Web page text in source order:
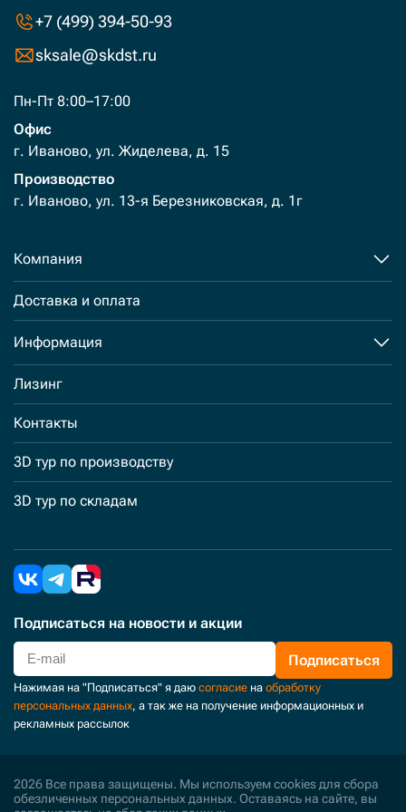
+7 (499) 394-50-93
sksale@skdst.ru
Пн-Пт 8:00–17:00
Офис
г. Иваново, ул. Жиделева, д. 15
Производство
г. Иваново, ул. 13-я Березниковская, д. 1г
Компания
Доставка и оплата
Информация
Лизинг
Контакты
3D тур по производству
3D тур по складам
Подписаться на новости и акции
Подписаться
Нажимая на "Подписаться" я даю согласие на обработку
персональных данных, а так же на получение информационных и
рекламных рассылок
2026 Все права защищены. Мы используем cookies для сбора
обезличенных персональных данных. Оставаясь на сайте, вы